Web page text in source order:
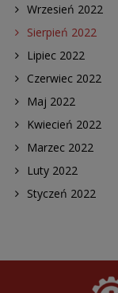
Wrzesień 2022
Sierpień 2022
Lipiec 2022
Czerwiec 2022
Maj 2022
Kwiecień 2022
Marzec 2022
Luty 2022
Styczeń 2022